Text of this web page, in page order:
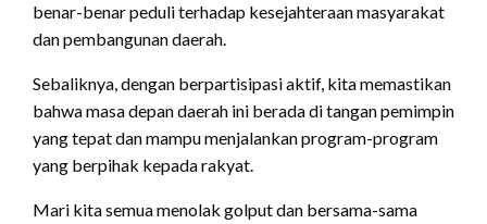
benar-benar peduli terhadap kesejahteraan masyarakat
dan pembangunan daerah.
Sebaliknya, dengan berpartisipasi aktif, kita memastikan
bahwa masa depan daerah ini berada di tangan pemimpin
yang tepat dan mampu menjalankan program-program
yang berpihak kepada rakyat.
Mari kita semua menolak golput dan bersama-sama